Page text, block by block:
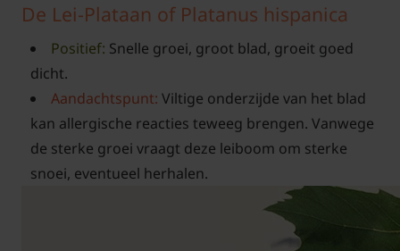
De Lei-Plataan of Platanus hispanica
Positief: Snelle groei, groot blad, groeit goed
dicht.
Aandachtspunt: Viltige onderzijde van het blad
kan allergische reacties teweeg brengen. Vanwege
de sterke groei vraagt deze leiboom om sterke
snoei, eventueel herhalen.